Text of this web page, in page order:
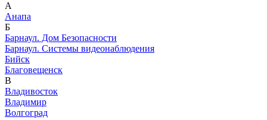
А
Анапа
Б
Барнаул. Дом Безопасности
Барнаул. Системы видеонаблюдения
Бийск
Благовещенск
В
Владивосток
Владимир
Волгоград